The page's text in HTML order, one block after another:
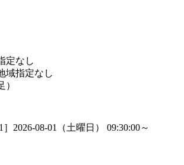
定なし
域指定なし
）
］2026-08-01（土曜日） 09:30:00～